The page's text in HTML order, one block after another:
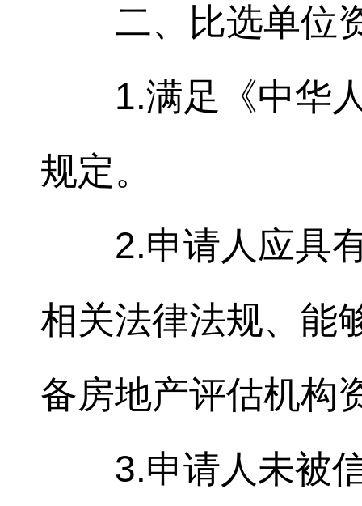
二、比选单位
1.满足《中华
规定。
2.申请人应具
相关法律法规、能
备房地产评估机构
3.申请人未被